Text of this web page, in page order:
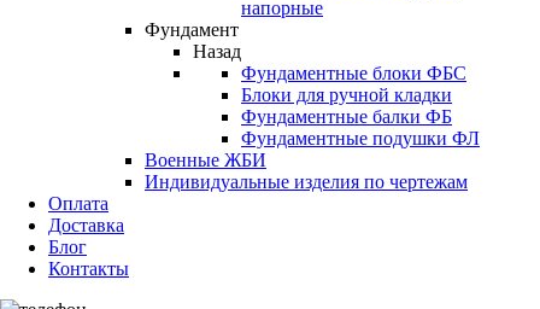
напорные
Фундамент
Назад
Фундаментные блоки ФБС
Блоки для ручной кладки
Фундаментные балки ФБ
Фундаментные подушки ФЛ
Военные ЖБИ
Индивидуальные изделия по чертежам
Оплата
Доставка
Блог
Контакты